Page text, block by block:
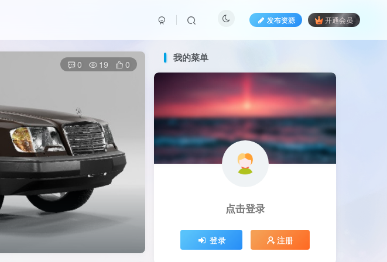
发布资源 开通会员
0 19 0
我的菜单
点击登录
登录 注册